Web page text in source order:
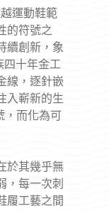
運動鞋範
的符號之
續創新，象
四十年金工
線，逐針嵌
入嶄新的生
，而化為可
於其幾乎無
，每一次刺
履工藝之間